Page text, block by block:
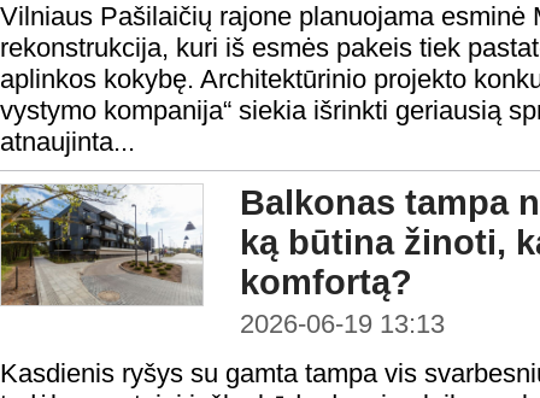
Vilniaus Pašilaičių rajone planuojama esminė
rekonstrukcija, kuri iš esmės pakeis tiek
aplinkos kokybę. Architektūrinio projekto
vystymo kompanija“ siekia išrinkti geriausią
atnaujinta...
Balkonas tampa
ką būtina žinoti,
komfortą?
2026-06-19 13:13
Kasdienis ryšys su gamta tampa vis